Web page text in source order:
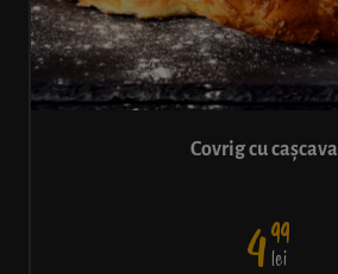
Covrig cu cașcaval
499
lei